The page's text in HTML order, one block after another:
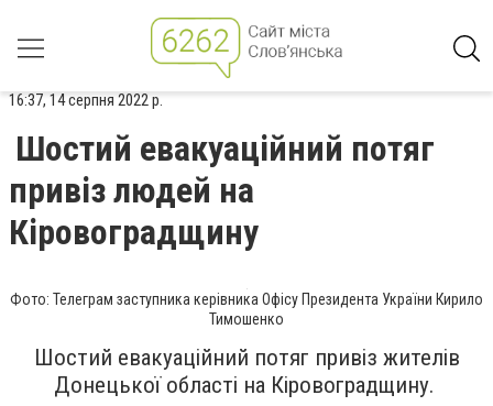
16:37, 14 серпня 2022 р.
Шостий евакуаційний потяг
привіз людей на
Кіровоградщину
Фото: Телеграм заступника керівника Офісу Президента України Кирило
Тимошенко
Шостий евакуаційний потяг привіз жителів
Донецької області на Кіровоградщину.